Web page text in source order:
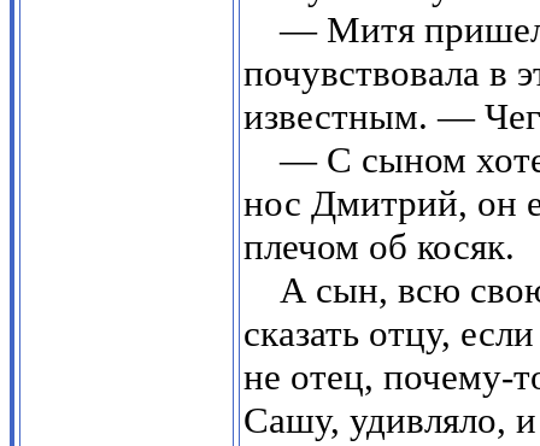
— Митя
почувствовала в
известным. —
— С сыном
нос Дмитрий, он
плечом об косяк.
А сын, всю
сказать отцу,
не отец, почему-
Сашу, удивляло, и